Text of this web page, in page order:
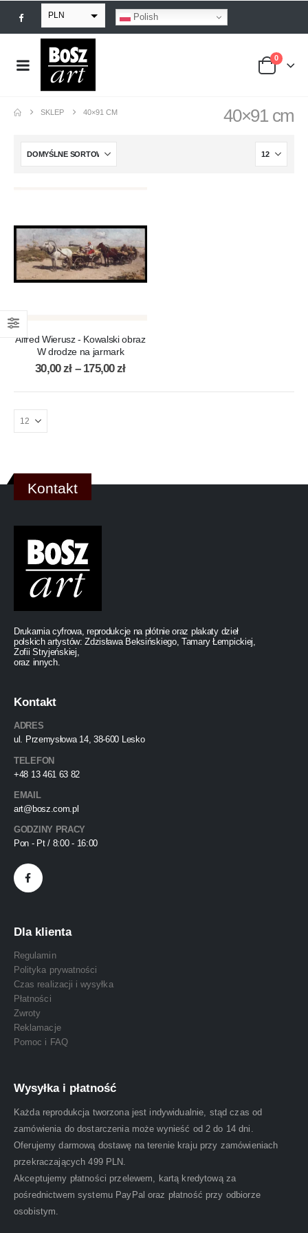
PLN
EUR
USD
Polish
0
40×91 cm
SKLEP 40×91 CM
Alfred Wierusz - Kowalski obraz
W drodze na jarmark
30,00zł – 175,00zł
Kontakt
Drukarnia cyfrowa, reprodukcje na płótnie oraz plakaty dzieł
polskich artystów: Zdzisława Beksińskiego, Tamary Łempickiej,
Zofii Stryjeńskiej,
oraz innych.
Kontakt
ADRES
ul. Przemysłowa 14, 38-600 Lesko
TELEFON
+48 13 461 63 82
EMAIL
art@bosz.com.pl
GODZINY PRACY
Pon - Pt / 8:00 - 16:00
Dla klienta
Regulamin
Polityka prywatności
Czas realizacji i wysyłka
Płatności
Zwroty
Reklamacje
Pomoc i FAQ
Wysyłka i płatność
Każda reprodukcja tworzona jest indywidualnie, stąd czas od
zamówienia do dostarczenia może wynieść od 2 do 14 dni.
Oferujemy darmową dostawę na terenie kraju przy zamówieniach
przekraczających 499 PLN.
Akceptujemy płatności przelewem, kartą kredytową za
pośrednictwem systemu PayPal oraz płatność przy odbiorze
osobistym.